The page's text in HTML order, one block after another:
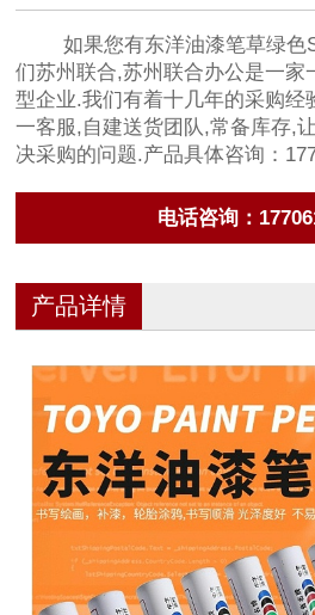
如果您有东洋油漆笔草绿色
们苏州联合,苏州联合办公是一家
型企业.我们有着十几年的采购经
一客服,自建送货团队,常备库存,
决采购的问题.产品具体咨询：
电话咨询：
产品详情